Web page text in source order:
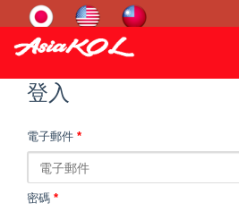
登入
電子郵件 *
密碼 *